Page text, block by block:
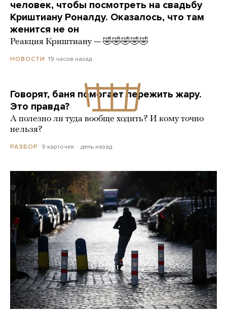
человек, чтобы посмотреть на свадьбу
Криштиану Роналду. Оказалось, что там
женится не он
Реакция Криштиану — 🤣🤣🤣🤣🤣
НОВОСТИ 19 часов назад
Говорят, баня помогает пережить жару.
Это правда?
А полезно ли туда вообще ходить? И кому точно
нельзя?
РАЗБОР 9 карточек день назад